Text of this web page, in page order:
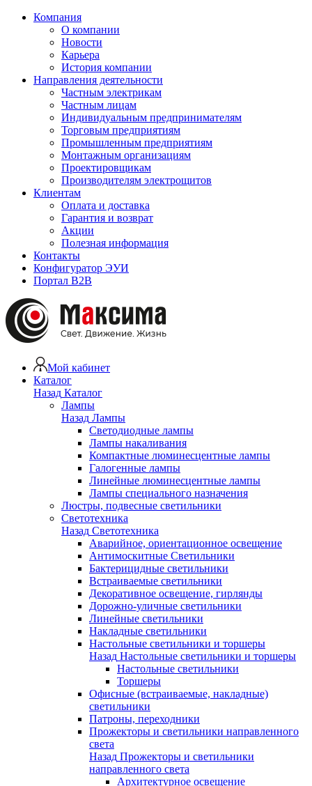
Компания
О компании
Новости
Карьера
История компании
Направления деятельности
Частным электрикам
Частным лицам
Индивидуальным предпринимателям
Торговым предприятиям
Промышленным предприятиям
Монтажным организациям
Проектировщикам
Производителям электрощитов
Клиентам
Оплата и доставка
Гарантия и возврат
Акции
Полезная информация
Контакты
Конфигуратор ЭУИ
Портал B2B
Мой кабинет
Каталог
Назад Каталог
Лампы
Назад Лампы
Светодиодные лампы
Лампы накаливания
Компактные люминесцентные лампы
Галогенные лампы
Линейные люминесцентные лампы
Лампы специального назначения
Люстры, подвесные светильники
Светотехника
Назад Светотехника
Аварийное, ориентационное освещение
Антимоскитные Светильники
Бактерицидные светильники
Встраиваемые светильники
Декоративное освещение, гирлянды
Дорожно-уличные светильники
Линейные светильники
Накладные светильники
Настольные светильники и торшеры
Назад Настольные светильники и торшеры
Настольные светильники
Торшеры
Офисные (встраиваемые, накладные)
светильники
Патроны, переходники
Прожекторы и светильники направленного
света
Назад Прожекторы и светильники
направленного света
Архитектурное освещение